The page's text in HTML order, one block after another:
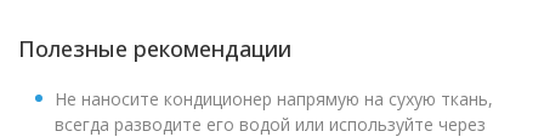
Полезные рекомендации
Не наносите кондиционер напрямую на сухую ткань,
всегда разводите его водой или используйте через